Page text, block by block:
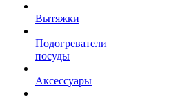
Вытяжки
Подогреватели
посуды
Аксессуары